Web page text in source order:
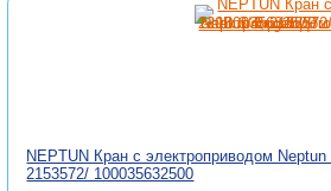
NEPTUN Кран с электроприводом
2153572/ 100035632500